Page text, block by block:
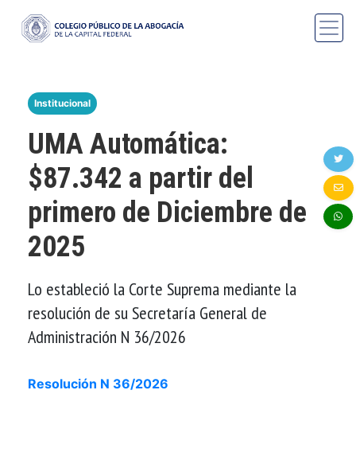
Institucional
UMA Automática:
$87.342 a partir del
primero de Diciembre de
2025
Lo estableció la Corte Suprema mediante la
resolución de su Secretaría General de
Administración N 36/2026
Resolución N 36/2026